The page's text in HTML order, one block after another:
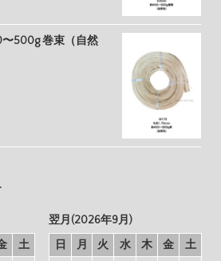
〜500g 巻束（自然
土
翌月(2026年9月)
日
月 火 水 木 金
土